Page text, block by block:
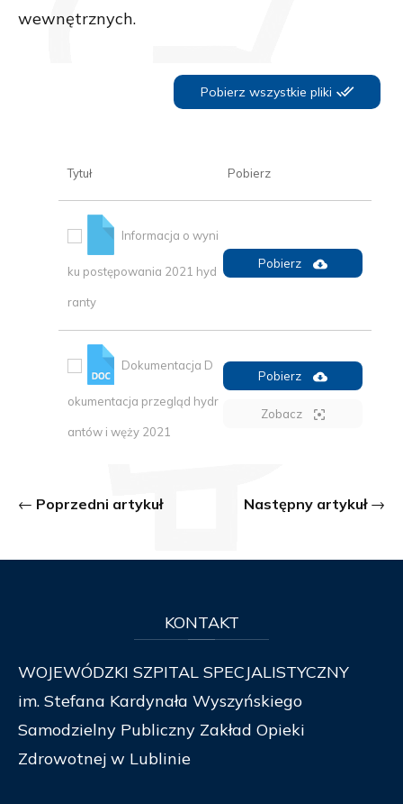
wewnętrznych.
Pobierz wszystkie pliki
Tytuł Pobierz
Informacja o wyni
ku postępowania 2021 hyd
ranty
Pobierz
Dokumentacja D
okumentacja przegląd hydr
antów i węży 2021
Pobierz
Zobacz
Poprzedni artykuł Następny artykuł
KONTAKT
WOJEWÓDZKI SZPITAL SPECJALISTYCZNY
im. Stefana Kardynała Wyszyńskiego
Samodzielny Publiczny Zakład Opieki
Zdrowotnej w Lublinie